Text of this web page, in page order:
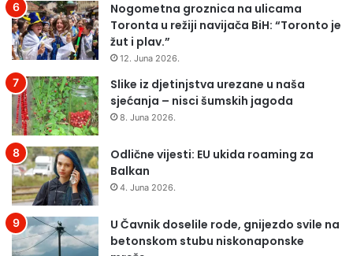
Nogometna groznica na ulicama
Toronta u režiji navijača BiH: “Toronto je
žut i plav.”
12. Juna 2026.
Slike iz djetinjstva urezane u naša
sjećanja – nisci šumskih jagoda
8. Juna 2026.
Odlične vijesti: EU ukida roaming za
Balkan
4. Juna 2026.
U Čavnik doselile rode, gnijezdo svile na
betonskom stubu niskonaponske